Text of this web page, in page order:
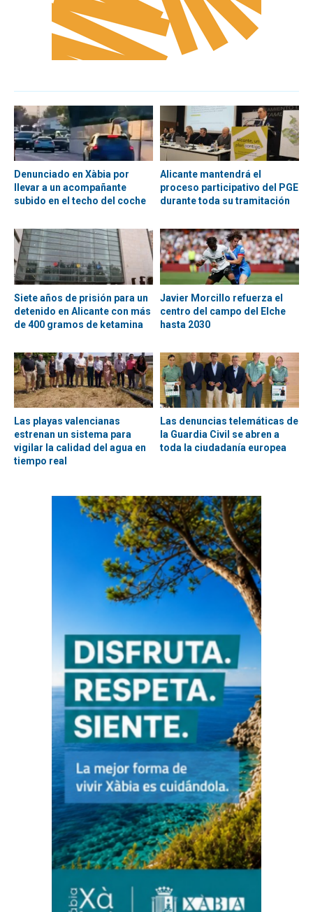
Denunciado en Xàbia por
llevar a un acompañante
subido en el techo del coche
Alicante mantendrá el
proceso participativo del PGE
durante toda su tramitación
Siete años de prisión para un
detenido en Alicante con más
de 400 gramos de ketamina
Javier Morcillo refuerza el
centro del campo del Elche
hasta 2030
Las playas valencianas
estrenan un sistema para
vigilar la calidad del agua en
tiempo real
Las denuncias telemáticas de
la Guardia Civil se abren a
toda la ciudadanía europea